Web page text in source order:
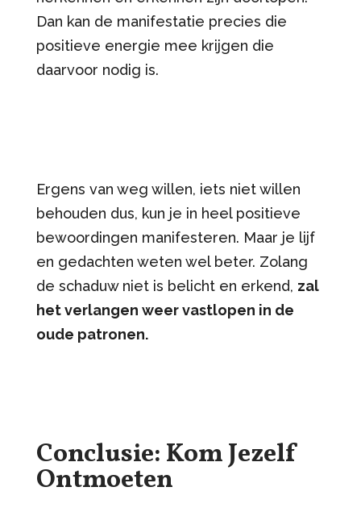
Dan kan de manifestatie precies die
positieve energie mee krijgen die
daarvoor nodig is.
Ergens van weg willen, iets niet willen
behouden dus, kun je in heel positieve
bewoordingen manifesteren. Maar je lijf
en gedachten weten wel beter. Zolang
de schaduw niet is belicht en erkend, zal
het verlangen weer vastlopen in de
oude patronen.
Conclusie: Kom Jezelf
Ontmoeten